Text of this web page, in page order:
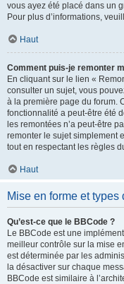
vous ayez été placé dans un
Pour plus d’informations,
Haut
Comment puis-je remonter
En cliquant sur le lien «
consulter un sujet, vous
à la première page du forum.
fonctionnalité a peut-être été
les remontées n’a peut-être
remonter le sujet simplement
tout en respectant les règles
Haut
Mise en forme et types
Qu’est-ce que le BBCode ?
Le BBCode est une
meilleur contrôle sur la mise
est déterminée par les
la désactiver sur chaque
BBCode est similaire à